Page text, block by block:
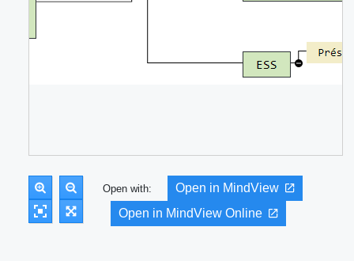
Open with:
Open in MindView
Open in MindView Online